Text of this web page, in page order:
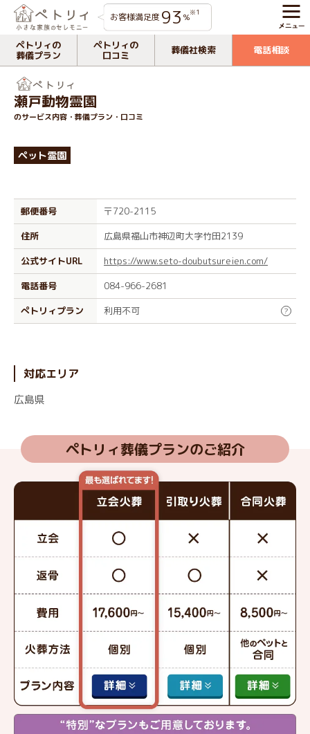
お客様満足度 93 %※1
ペトリィの
葬儀プラン
ペトリィの
口コミ
葬儀社検索 電話相談
​瀬戸動物霊園
のサービス内容・葬儀プラン・口コミ
ペット霊園
郵便番号
〒720-2115
住所
広島県福山市神辺町大字竹田2139
公式サイトURL
https://www.seto-doubutsureien.com/
電話番号
084-966-2681
ぺトリィプラン
利用不可 ?
対応エリア
広島県
ペトリィ葬儀プランのご紹介